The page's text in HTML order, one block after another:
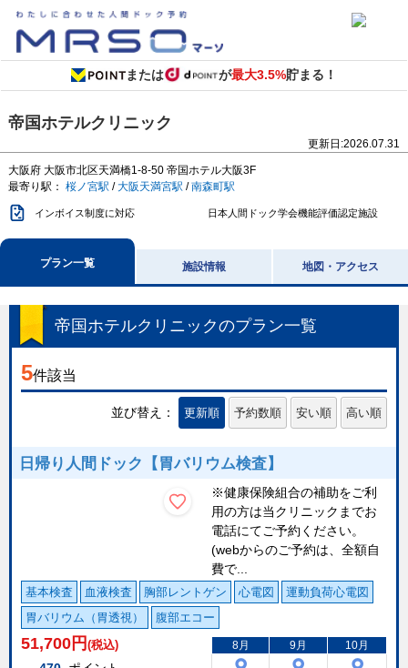
または が最大3.5%貯まる！
帝国ホテルクリニック
更新日:2026.07.31
大阪府 大阪市北区天満橋1-8-50 帝国ホテル大阪3F
最寄り駅： 桜ノ宮駅 /大阪天満宮駅 /南森町駅
インボイス制度に対応 日本人間ドック学会機能評価認定施設
プラン一覧 施設情報 地図・アクセス
帝国ホテルクリニックのプラン一覧
5件該当
並び替え： 更新順 予約数順 安い順 高い順
日帰り人間ドック【胃バリウム検査】
※健康保険組合の補助をご利
用の方は当クリニックまでお
電話にてご予約ください。
(webからのご予約は、全額自
費で...
基本検査 血液検査 胸部レントゲン 心電図
運動負荷心電図
胃バリウム（胃透視）
腹部エコー
51,700 円 (税込) 8月 9月 10月